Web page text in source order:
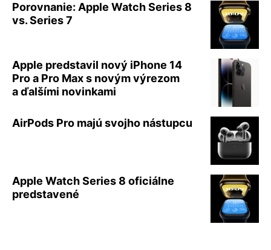
Porovnanie: Apple Watch Series 8
vs. Series 7
Apple predstavil nový iPhone 14
Pro a Pro Max s novým výrezom
a ďalšími novinkami
AirPods Pro majú svojho nástupcu
Apple Watch Series 8 oficiálne
predstavené